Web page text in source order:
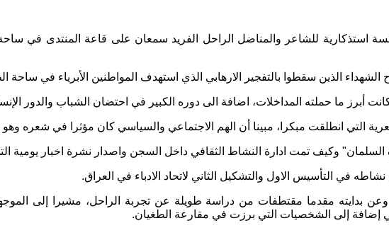
بيتنا الثقافي ظهر اليوم الخميس 21/ 1/ 2021، جلسة استذكارية للشاعر والمناضل الراحل الفريد سمعان
الذين سقطوا بالتفجير الارهابي الذي استهدف المواطنين الأبرياء في ساحة
أبرز ما حملته المداخلات، اضافة الى دوره الكبير في احتضان الشباب والدور
التي انطلقت مبكرا، مبينا أن الهم الاجتماعي والسياسي كان مؤثرا في شعره وهو
وكيف تمت ادارة النشاط الثقافي داخل السجن واصدار نشرة اخبار يومية
في التأسيس الاول والتشكيل الثاني لاتحاد الادباء في العراق.
بدايته مقدما مقتطفات من دراسة طويلة عن تجربة الراحل، مشيرا إلى
إضافة إلى الشخصيات التي برزت في مقارعة الطغيان.